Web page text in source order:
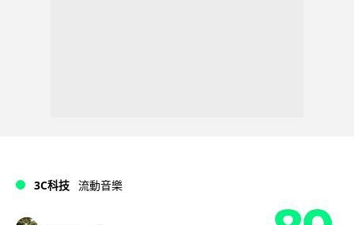
3C科技 流動音樂